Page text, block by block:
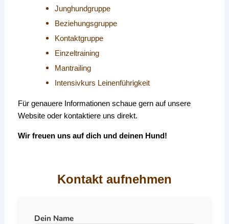
Junghundgruppe
Beziehungsgruppe
Kontaktgruppe
Einzeltraining
Mantrailing
Intensivkurs Leinenführigkeit
Für genauere Informationen schaue gern auf unsere
Website oder kontaktiere uns direkt.
Wir freuen uns auf dich und deinen Hund!
Kontakt aufnehmen
Dein Name